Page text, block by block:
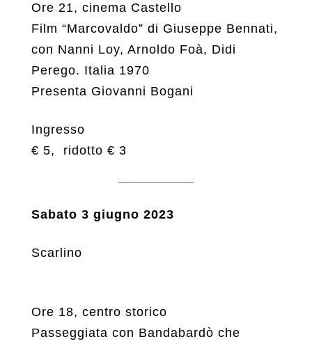
Ore 21, cinema Castello
Film “Marcovaldo” di Giuseppe Bennati,
con Nanni Loy, Arnoldo Foà, Didi
Perego. Italia 1970
Presenta Giovanni Bogani
Ingresso
€ 5, ridotto € 3
Sabato 3 giugno 2023
Scarlino
Ore 18, centro storico
Passeggiata con Bandabardò che